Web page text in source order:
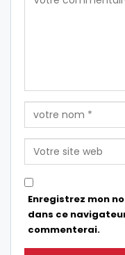
Enregistrez mon
dans ce
commenterai.